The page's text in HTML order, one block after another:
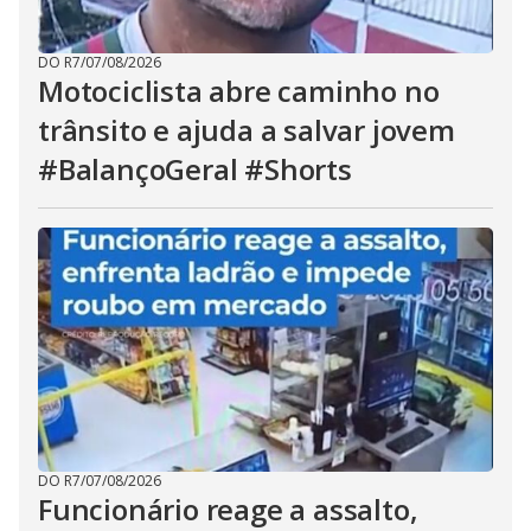
DO R7/07/08/2026
Motociclista abre caminho no
trânsito e ajuda a salvar jovem
#BalançoGeral #Shorts
DO R7/07/08/2026
Funcionário reage a assalto,